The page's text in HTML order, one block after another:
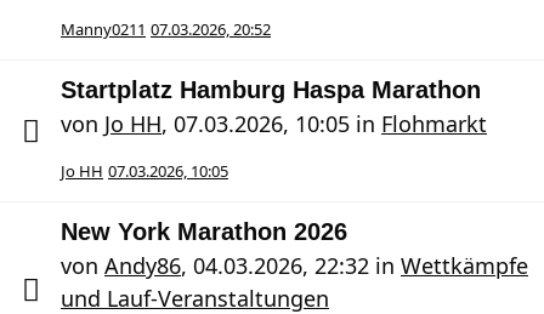
Manny0211 07.03.2026, 20:52
Startplatz Hamburg Haspa Marathon
von Jo HH, 07.03.2026, 10:05 in Flohmarkt
Jo HH 07.03.2026, 10:05
New York Marathon 2026
von Andy86, 04.03.2026, 22:32 in Wettkämpfe
und Lauf-Veranstaltungen